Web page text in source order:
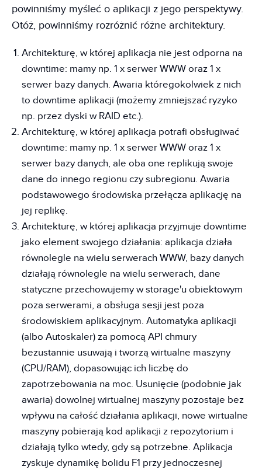
powinniśmy myśleć o aplikacji z jego perspektywy.
Otóż, powinniśmy rozróżnić różne architektury.
Architekturę, w której aplikacja nie jest odporna na
downtime: mamy np. 1 x serwer WWW oraz 1 x
serwer bazy danych. Awaria któregokolwiek z nich
to downtime aplikacji (możemy zmniejszać ryzyko
np. przez dyski w RAID etc.).
Architekturę, w której aplikacja potrafi obsługiwać
downtime: mamy np. 1 x serwer WWW oraz 1 x
serwer bazy danych, ale oba one replikują swoje
dane do innego regionu czy subregionu. Awaria
podstawowego środowiska przełącza aplikację na
jej replikę.
Architekturę, w której aplikacja przyjmuje downtime
jako element swojego działania: aplikacja działa
równolegle na wielu serwerach WWW, bazy danych
działają równolegle na wielu serwerach, dane
statyczne przechowujemy w storage'u obiektowym
poza serwerami, a obsługa sesji jest poza
środowiskiem aplikacyjnym. Automatyka aplikacji
(albo Autoskaler) za pomocą API chmury
bezustannie usuwają i tworzą wirtualne maszyny
(CPU/RAM), dopasowując ich liczbę do
zapotrzebowania na moc. Usunięcie (podobnie jak
awaria) dowolnej wirtualnej maszyny pozostaje bez
wpływu na całość działania aplikacji, nowe wirtualne
maszyny pobierają kod aplikacji z repozytorium i
działają tylko wtedy, gdy są potrzebne. Aplikacja
zyskuje dynamikę bolidu F1 przy jednoczesnej